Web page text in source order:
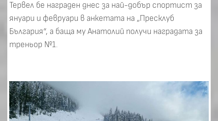
Тервел бе награден днес за най-добър спортист за
януари и февруари в анкетата на „Пресклуб
България“, а баща му Анатолий получи наградата за
треньор №1.